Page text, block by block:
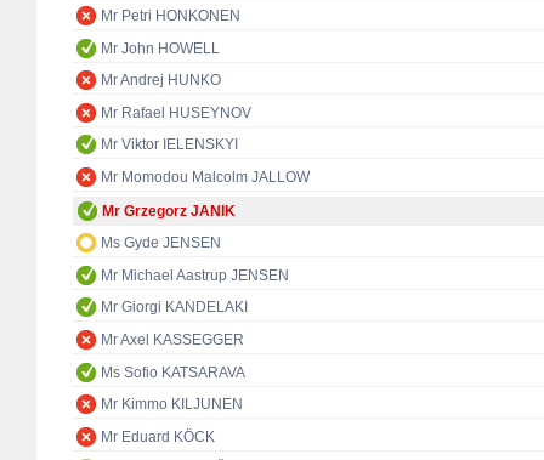
Mr Petri HONKONEN
Mr John HOWELL
Mr Andrej HUNKO
Mr Rafael HUSEYNOV
Mr Viktor IELENSKYI
Mr Momodou Malcolm JALLOW
Mr Grzegorz JANIK
Ms Gyde JENSEN
Mr Michael Aastrup JENSEN
Mr Giorgi KANDELAKI
Mr Axel KASSEGGER
Ms Sofio KATSARAVA
Mr Kimmo KILJUNEN
Mr Eduard KÖCK